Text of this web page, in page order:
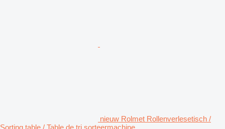
nieuw Rolmet Rollenverlesetisch /
Sorting table / Table de tri sorteermachine